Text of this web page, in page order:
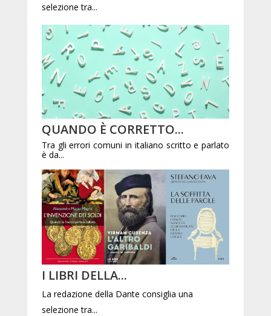
selezione tra...
QUANDO È CORRETTO...
Tra gli errori comuni in italiano scritto e parlato
è da...
I LIBRI DELLA...
La redazione della Dante consiglia una
selezione tra...